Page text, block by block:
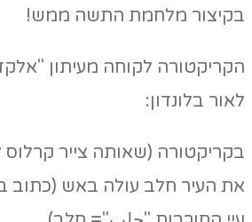
בקיצור מלחמת התשה ממש!
הקריקטורה לקוחה מעיתון
לאור בלונדון:
בקריקטורה (שאותה צייר קרלוס
את העיר חלב עולה באש (כתוב